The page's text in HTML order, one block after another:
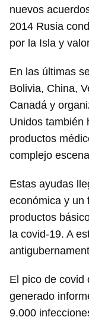
nuevos
2014 Rusia
por la Isla y
En las últimas
Bolivia, China,
Canadá y
Unidos también
productos
complejo
Estas ayudas
económica y un
productos
la covid-19. A
El pico de covid
generado
9.000